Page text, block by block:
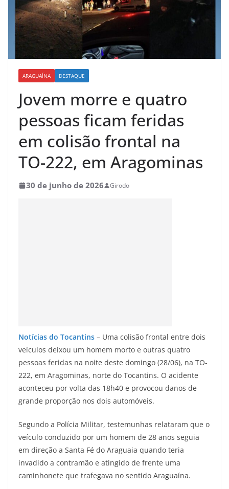
ARAGUAÍNA DESTAQUE
Jovem morre e quatro
pessoas ficam feridas
em colisão frontal na
TO-222, em Aragominas
30 de junho de 2026 Girodo
Notícias do Tocantins – Uma colisão frontal entre dois
veículos deixou um homem morto e outras quatro
pessoas feridas na noite deste domingo (28/06), na TO-
222, em Aragominas, norte do Tocantins. O acidente
aconteceu por volta das 18h40 e provocou danos de
grande proporção nos dois automóveis.
Segundo a Polícia Militar, testemunhas relataram que o
veículo conduzido por um homem de 28 anos seguia
em direção a Santa Fé do Araguaia quando teria
invadido a contramão e atingido de frente uma
caminhonete que trafegava no sentido Araguaína.